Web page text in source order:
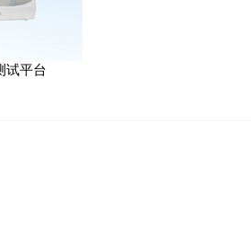
试平台